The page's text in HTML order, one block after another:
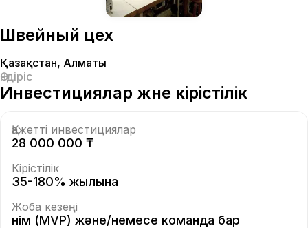
Швейный цех
Қазақстан, Алматы
Өндіріс
Инвестициялар және кірістілік
Қажетті инвестициялар
28 000 000 ₸
Кірістілік
35-180% жылына
Жоба кезеңі
Өнім (MVP) және/немесе команда бар